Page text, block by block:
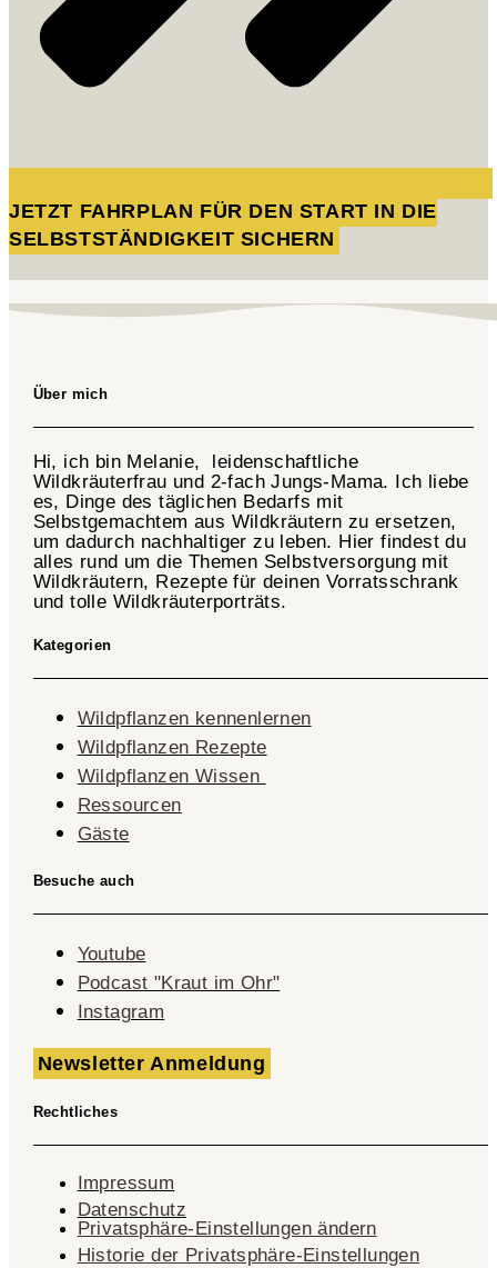
JETZT FAHRPLAN FÜR DEN START IN DIE
SELBSTSTÄNDIGKEIT SICHERN
Über mich
Hi, ich bin Melanie, leidenschaftliche
Wildkräuterfrau und 2-fachJungs-Mama. Ich liebe
es, Dinge des täglichen Bedarfs mit
Selbstgemachtem aus Wildkräutern zu ersetzen,
um dadurch nachhaltiger zu leben. Hier findest du
alles rund um die Themen Selbstversorgung mit
Wildkräutern, Rezepte für deinen Vorratsschrank
und tolle Wildkräuterporträts.
Kategorien
Wildpflanzen kennenlernen
Wildpflanzen Rezepte
Wildpflanzen Wissen ​
Ressourcen
Gäste
Besuche auch
Youtube
Podcast "Kraut im Ohr"
Instagram
Newsletter Anmeldung
Rechtliches
Impressum
Datenschutz
Privatsphäre-Einstellungen ändern
Historie der Privatsphäre-Einstellungen